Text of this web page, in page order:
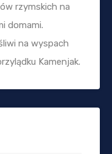
rzymskich na
domami.
na wyspach
Kamenjak.